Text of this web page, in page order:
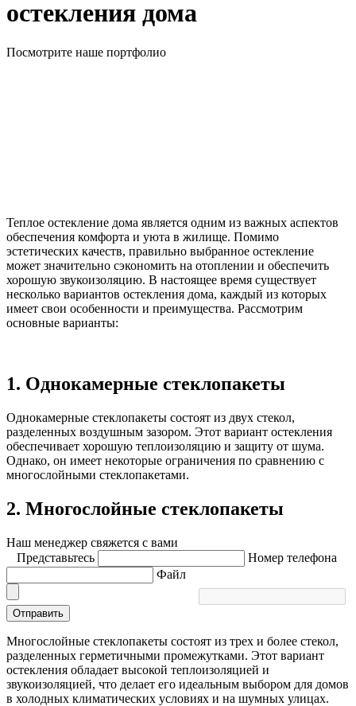
остекления дома
Посмотрите наше портфолио
Теплое остекление дома является одним из важных аспектов
обеспечения комфорта и уюта в жилище. Помимо
эстетических качеств, правильно выбранное остекление
может значительно сэкономить на отоплении и обеспечить
хорошую звукоизоляцию. В настоящее время существует
несколько вариантов остекления дома, каждый из которых
имеет свои особенности и преимущества. Рассмотрим
основные варианты:
1. Однокамерные стеклопакеты
Однокамерные стеклопакеты состоят из двух стекол,
разделенных воздушным зазором. Этот вариант остекления
обеспечивает хорошую теплоизоляцию и защиту от шума.
Однако, он имеет некоторые ограничения по сравнению с
многослойными стеклопакетами.
2. Многослойные стеклопакеты
Наш менеджер свяжется с вами
Представьтесь
Номер телефона
Файл
Отправить
Многослойные стеклопакеты состоят из трех и более стекол,
разделенных герметичными промежутками. Этот вариант
остекления обладает высокой теплоизоляцией и
звукоизоляцией, что делает его идеальным выбором для домов
в холодных климатических условиях и на шумных улицах.